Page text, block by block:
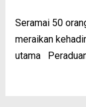
Seramai 50
meraikan
utama